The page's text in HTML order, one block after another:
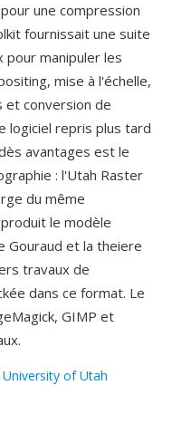
une compression
fournissait une suite
pour manipuler les
mise à l'échelle,
et conversion de
logiciel repris plus tard
avantages est le
: l'Utah Raster
du même
le modèle
Gouraud et la theiere
travaux de
dans ce format. Le
GIMP et
of Utah